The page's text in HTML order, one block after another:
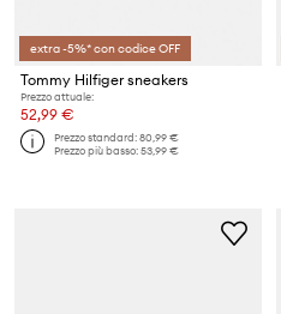
extra -5%* con codice OFF
Tommy Hilfiger sneakers
Prezzo attuale:
52,99 €
Prezzo standard:80,99 €
Prezzo più basso:53,99 €